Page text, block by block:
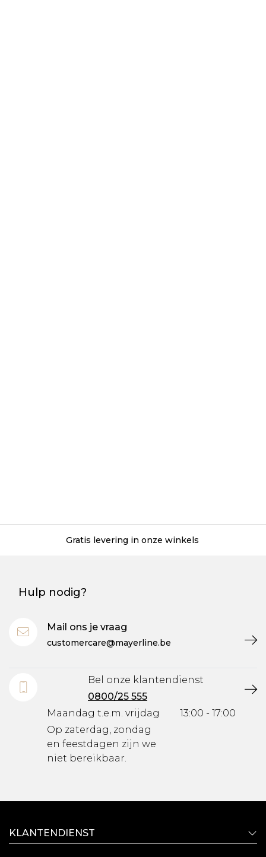
Gratis levering in onze winkels
Hulp nodig?
Mail ons je vraag
customercare@mayerline.be
Bel onze klantendienst
0800/25 555
Maandag t.e.m. vrijdag
Op zaterdag, zondag
en feestdagen zijn we
niet bereikbaar.
13:00 - 17:00
KLANTENDIENST